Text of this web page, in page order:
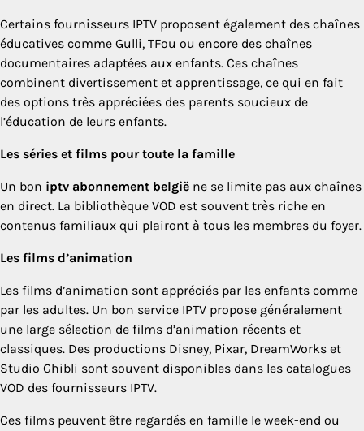
Certains fournisseurs IPTV proposent également des chaînes
éducatives comme Gulli, TFou ou encore des chaînes
documentaires adaptées aux enfants. Ces chaînes
combinent divertissement et apprentissage, ce qui en fait
des options très appréciées des parents soucieux de
l’éducation de leurs enfants.
Les séries et films pour toute la famille
Un bon iptv abonnement belgië ne se limite pas aux chaînes
en direct. La bibliothèque VOD est souvent très riche en
contenus familiaux qui plairont à tous les membres du foyer.
Les films d’animation
Les films d’animation sont appréciés par les enfants comme
par les adultes. Un bon service IPTV propose généralement
une large sélection de films d’animation récents et
classiques. Des productions Disney, Pixar, DreamWorks et
Studio Ghibli sont souvent disponibles dans les catalogues
VOD des fournisseurs IPTV.
Ces films peuvent être regardés en famille le week-end ou